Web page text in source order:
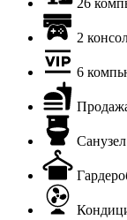
2
6
Санузел